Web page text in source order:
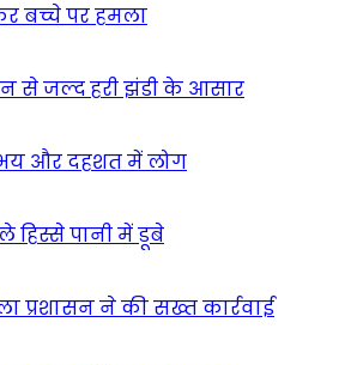
बच्चे पर हमला
से जल्द हरी झंडी के आसार
भय और दहशत में लोग
हिस्से पानी में डूबे
प्रशासन ने की सख्त कार्रवाई